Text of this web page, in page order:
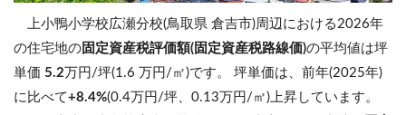
上小鴨小学校広瀬分校(鳥取県 倉吉市)周辺における2026年
の住宅地の 固定資産税評価額(固定資産税路線価)の平均値は坪
単価 5.2万円/坪(1.6 万円/㎡)です。 坪単価は、前年(2025年)
に比べて+8.4%(0.4万円/坪、0.13万円/㎡)上昇しています。